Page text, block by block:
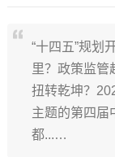
“十四五”规划
里？政策监管
扭转乾坤？
主题的第四届
都...…